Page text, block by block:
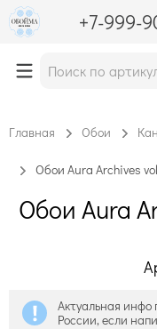
+7-999-
Главная Обои
Обои Aura Archives
Обои Aura
Актуальная инфо
России, если